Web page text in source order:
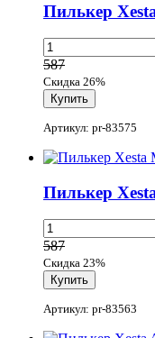
Пилькер
587
Скидка 26%
Артикул: pr-83575
Пилькер
587
Скидка 23%
Артикул: pr-83563